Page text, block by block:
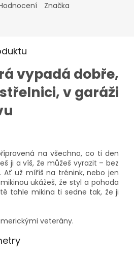
Značka
vypadá dobře,
v garáži
na všechno, co ti den
ji a víš, že můžeš vyrazit – bez
Ať už míříš na trénink, nebo jen
ukážeš, že styl a pohoda
tahle mikina ti sedne tak, že ji
veterány.